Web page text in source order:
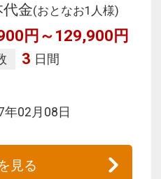
金(おとなお1人様)
円～129,900円
3 日間
年02月08日
見る